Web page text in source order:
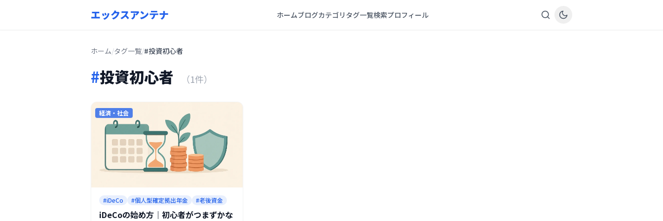
エックスアンテナ ホームブログカテゴリ タグ一覧検索プロフィール
ホーム/タグ一覧/#投資初心者
#投資初心者 （1件）
経済・社会
#iDeCo #個人型確定拠出年金 #老後資金
iDeCoの始め方｜初心者がつまずかな